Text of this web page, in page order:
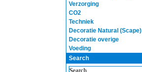
Verzorging
CO2
Techniek
Decoratie Natural (Scape)
Decoratie overige
Voeding
Search